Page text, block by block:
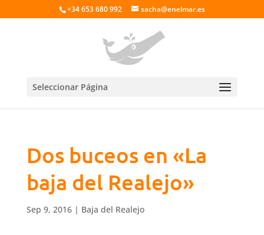
+34 653 680 992 sacha@enelmar.es
Seleccionar Página
Dos buceos en «La
baja del Realejo»
Sep 9, 2016| Baja del Realejo